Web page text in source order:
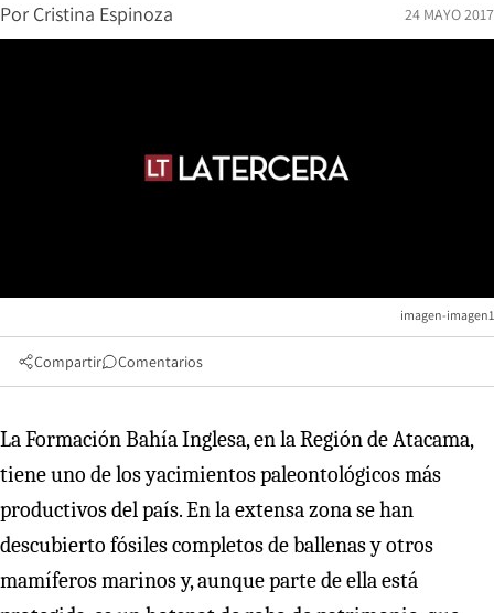
Por Cristina Espinoza 24 MAYO 2017
imagen-imagen1
Compartir Comentarios
La Formación Bahía Inglesa, en la Región de Atacama,
tiene uno de los yacimientos paleontológicos más
productivos del país. En la extensa zona se han
descubierto fósiles completos de ballenas y otros
mamíferos marinos y, aunque parte de ella está